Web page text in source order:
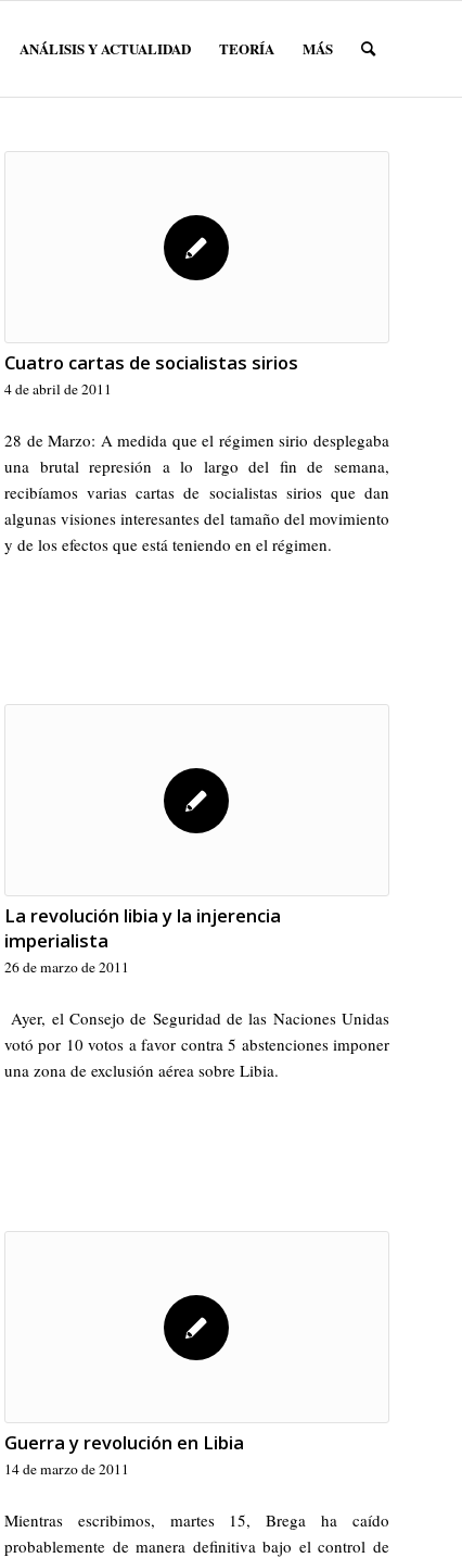
ANÁLISIS Y ACTUALIDAD TEORÍA MÁS
Cuatro cartas de socialistas sirios
4 de abril de 2011
28 de Marzo: A medida que el régimen sirio desplegaba
una brutal represión a lo largo del fin de semana,
recibíamos varias cartas de socialistas sirios que dan
algunas visiones interesantes del tamaño del movimiento
y de los efectos que está teniendo en el régimen.
La revolución libia y la injerencia
imperialista
26 de marzo de 2011
Ayer, el Consejo de Seguridad de las Naciones Unidas
votó por 10 votos a favor contra 5 abstenciones imponer
una zona de exclusión aérea sobre Libia.
Guerra y revolución en Libia
14 de marzo de 2011
Mientras escribimos, martes 15, Brega ha caído
probablemente de manera definitiva bajo el control de